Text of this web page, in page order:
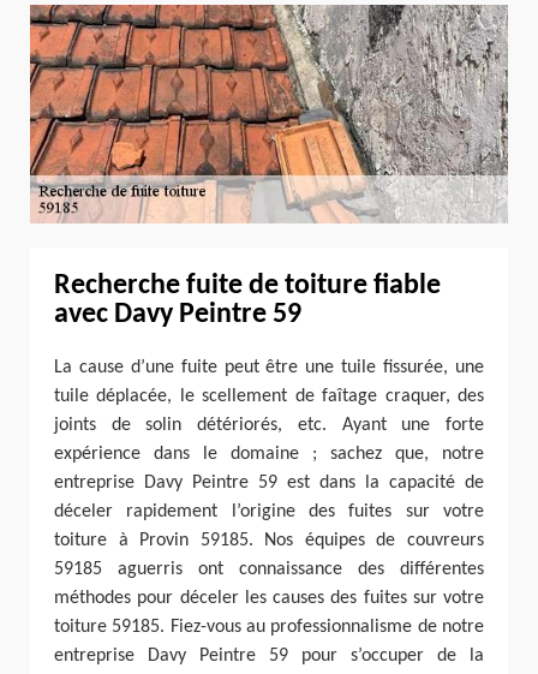
Recherche fuite de toiture fiable
avec Davy Peintre 59
La cause d’une fuite peut être une tuile fissurée, une
tuile déplacée, le scellement de faîtage craquer, des
joints de solin détériorés, etc. Ayant une forte
expérience dans le domaine ; sachez que, notre
entreprise Davy Peintre 59 est dans la capacité de
déceler rapidement l’origine des fuites sur votre
toiture à Provin 59185. Nos équipes de couvreurs
59185 aguerris ont connaissance des différentes
méthodes pour déceler les causes des fuites sur votre
toiture 59185. Fiez-vous au professionnalisme de notre
entreprise Davy Peintre 59 pour s’occuper de la